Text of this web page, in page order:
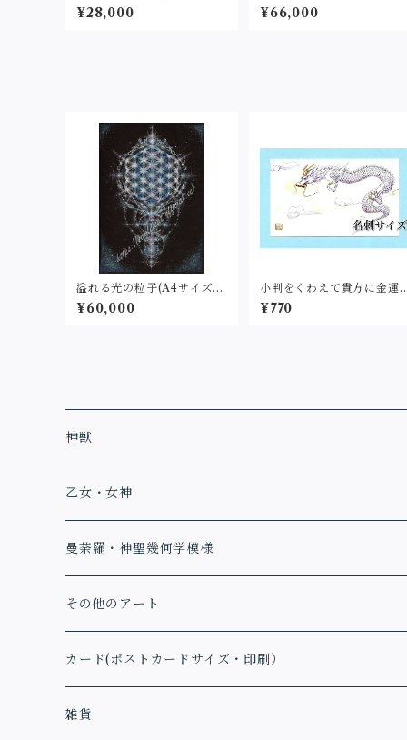
¥28,000 ¥66,000
溢れる光の粒子(A4サイズ）
原画
¥60,000
小判をくわえて貴方に金運
を運ぶ金運龍（名刺サイ
ズ・印刷）
¥770
神獣
乙女・女神
曼荼羅・神聖幾何学模様
その他のアート
カード(ポストカードサイズ・印刷）
アファメーションカード
雑貨